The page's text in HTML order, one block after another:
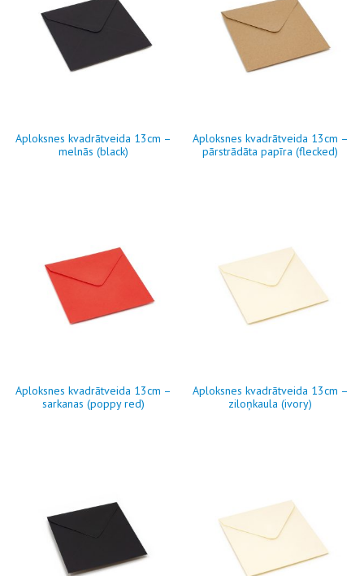
Aploksnes kvadrātveida 13cm –
melnās (black)
Aploksnes kvadrātveida 13cm –
pārstrādāta papīra (flecked)
Aploksnes kvadrātveida 13cm –
sarkanas (poppy red)
Aploksnes kvadrātveida 13cm –
ziloņkaula (ivory)